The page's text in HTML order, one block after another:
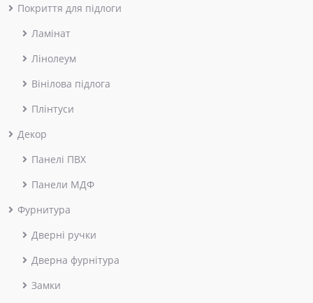
Покриття для підлоги
Ламінат
Лінолеум
Вінілова підлога
Плінтуси
Декор
Панелі ПВХ
Панели МДФ
Фурнитура
Дверні ручки
Дверна фурнітура
Замки